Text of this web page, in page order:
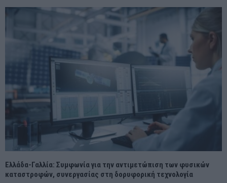
Ελλάδα-Γαλλία: Συμφωνία για την αντιμετώπιση των φυσικών
καταστροφών, συνεργασίας στη δορυφορική τεχνολογία